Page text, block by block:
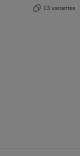
13 variantes